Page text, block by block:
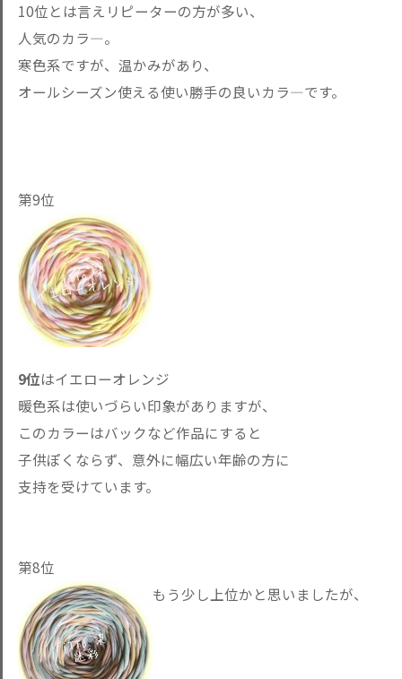
10位とは言えリピーターの方が多い、
人気のカラ―。
寒色系ですが、温かみがあり、
オールシーズン使える使い勝手の良いカラ―です。
第9位
9位はイエローオレンジ
暖色系は使いづらい印象がありますが、
このカラーはバックなど作品にすると
子供ぽくならず、意外に幅広い年齢の方に
支持を受けています。
第8位
もう少し上位かと思いましたが、